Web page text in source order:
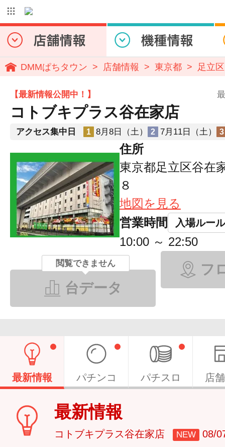
DMMぱちタウン 店舗情報 東京都 足立区
【最新情報公開中！】
コトブキプラス谷在家店
アクセス集中日 1 8月8日（土） 2 7月11日（土） 3
住所
東京都足立区谷在
８
地図を見る
営業時間
入場ルール
10:00 ～ 22:50
閲覧できません
台データ
フ
最新情報 パチンコ パチスロ 店
最新情報
コトブキプラス谷在家店 NEW 08/